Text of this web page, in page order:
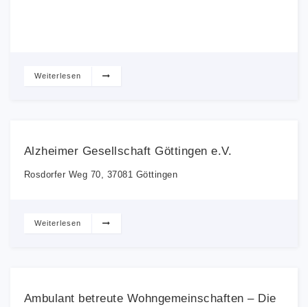
Weiterlesen
Alzheimer Gesellschaft Göttingen e.V.
Rosdorfer Weg 70, 37081 Göttingen
Weiterlesen
Ambulant betreute Wohngemeinschaften – Die